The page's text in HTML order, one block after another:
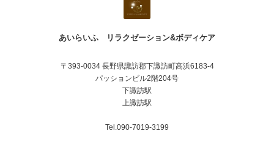
あいらいふ リラクゼーション&ボディケア
〒393-0034 長野県諏訪郡下諏訪町高浜6183-4
パッションビル2階204号
下諏訪駅
上諏訪駅
Tel.090-7019-3199